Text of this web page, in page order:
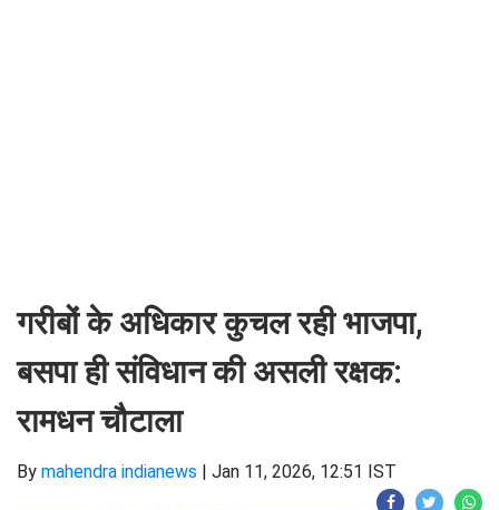
गरीबों के अधिकार कुचल रही भाजपा,
बसपा ही संविधान की असली रक्षक:
रामधन चौटाला
By mahendra indianews | Jan 11, 2026, 12:51 IST